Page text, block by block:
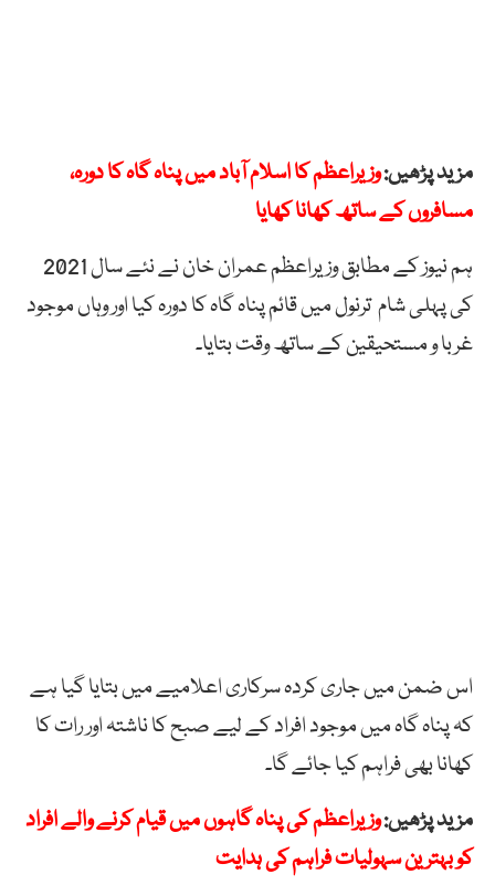
مزید پڑھیں:وزیراعظم کا اسلام آباد میں پناہ گاہ کا دورہ،
مسافروں کے ساتھ کھانا کھایا
ہم نیوز کے مطابق وزیراعظم عمران خان نے نئے سال 2021
کی پہلی شام ترنول میں قائم پناہ گاہ کا دورہ کیا اور وہاں موجود
غربا و مستحیقین کے ساتھ وقت بتایا۔
اس ضمن میں جاری کردہ سرکاری اعلامیے میں بتایا گیا ہے
کہ پناہ گاہ میں موجود افراد کے لیے صبح کا ناشتہ اور رات کا
کھانا بھی فراہم کیا جائے گا۔
مزید پڑھیں:وزیراعظم کی پناہ گاہوں میں قیام کرنے والے افراد
کو بہترین سہولیات فراہم کی ہدایت